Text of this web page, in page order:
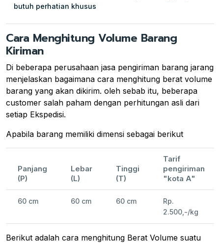
butuh perhatian khusus
Cara Menghitung Volume Barang
Kiriman
Di beberapa perusahaan jasa pengiriman barang jarang
menjelaskan bagaimana cara menghitung berat volume
barang yang akan dikirim. oleh sebab itu, beberapa
customer salah paham dengan perhitungan asli dari
setiap Ekspedisi.
Apabila barang memiliki dimensi sebagai berikut
Panjang
(P)
Lebar
(L)
Tinggi
(T)
Tarif
pengiriman
"kota A"
60 cm 60 cm 60 cm
Rp.
2.500,-/kg
Berikut adalah cara menghitung Berat Volume suatu